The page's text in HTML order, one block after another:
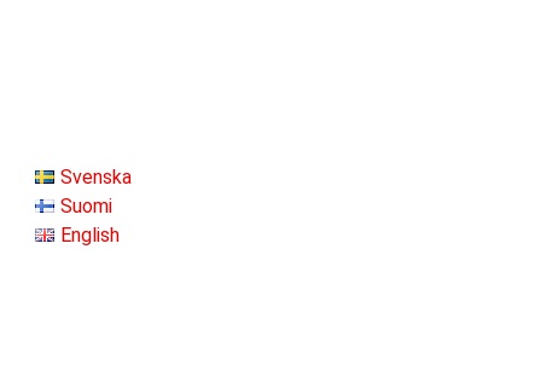
Svenska
Suomi
English